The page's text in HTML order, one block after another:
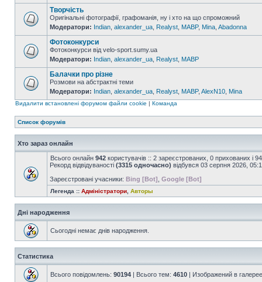
Творчість
Оригінальні фотографії, графоманія, ну і хто на що спроможний
Модератори: Indian alexander_ua Realyst MABP, Mina Abadonna
Фотоконкурси
Фотоконкурси від velo-sport.sumy.ua
Модератори: Indian alexander_ua Realyst MABP
Балачки про різне
Розмови на абстрактні теми
Модератори: Indian alexander_ua Realyst MABP, AlexN10 Mina
Видалити встановлені форумом файли cookie | Команда
Список форумів
Хто зараз онлайн
Всього онлайн 942 користувачів :: 2 зареєстрованих, 0 прихованих і
Рекорд відвідуваності (3315 одночасно) відбувся 03 серпня 2026,
Зареєстровані учасники: Bing [Bot] Google [Bot]
Легенда :: Адміністратори Авторы
Дні народження
Сьогодні немає днів народження.
Статистика
Всього повідомлень: 90194 | Всього тем: 4610 | Изображений в